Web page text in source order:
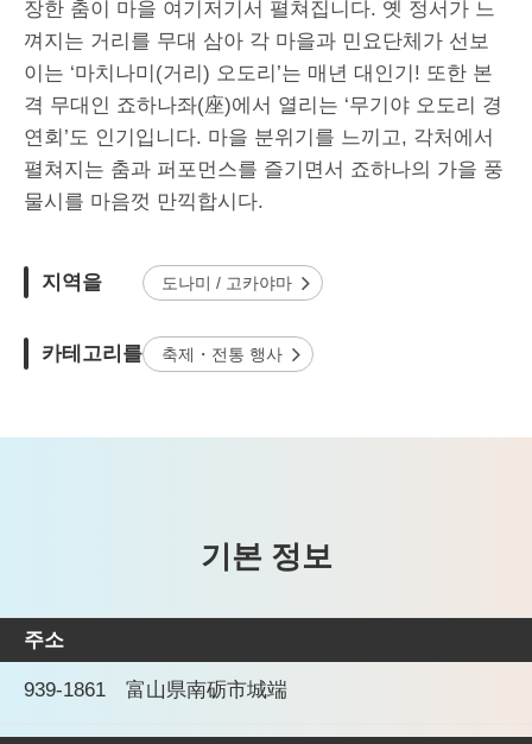
장한 춤이 마을 여기저기서 펼쳐집니다. 옛 정서가 느
껴지는 거리를 무대 삼아 각 마을과 민요단체가 선보
이는 ‘마치나미(거리) 오도리’는 매년 대인기! 또한 본
격 무대인 죠하나좌(座)에서 열리는 ‘무기야 오도리 경
연회’도 인기입니다. 마을 분위기를 느끼고, 각처에서
펼쳐지는 춤과 퍼포먼스를 즐기면서 죠하나의 가을 풍
물시를 마음껏 만끽합시다.
지역을 도나미 / 고카야마
카테고리를 축제・전통 행사
기본 정보
주소
939-1861 富山県南砺市城端